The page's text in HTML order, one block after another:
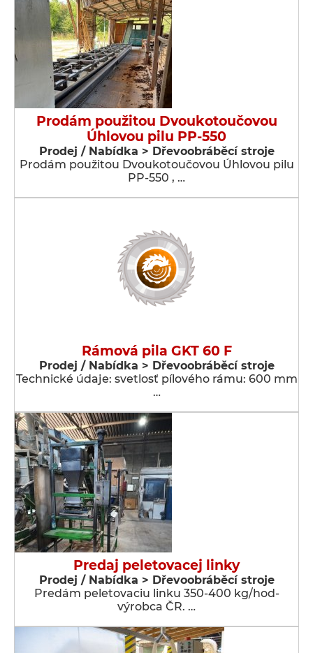
Prodám použitou Dvoukotoučovou
Úhlovou pilu PP-550
Prodej / Nabídka > Dřevoobráběcí stroje
Prodám použitou Dvoukotoučovou Úhlovou pilu
PP-550 , …
Rámová pila GKT 60 F
Prodej / Nabídka > Dřevoobráběcí stroje
Technické údaje: svetlosť pílového rámu: 600 mm
…
Predaj peletovacej linky
Prodej / Nabídka > Dřevoobráběcí stroje
Predám peletovaciu linku 350-400 kg/hod-
výrobca ČR. …